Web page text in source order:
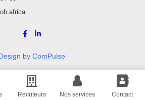
by ComPulse
Job. Tous droits réservés.
Recuteurs Nos services Contact